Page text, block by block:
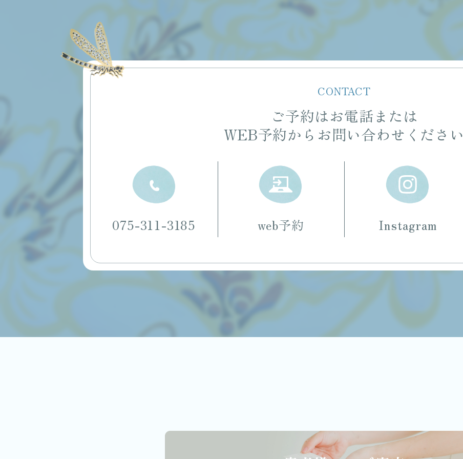
CONTACT
ご予約はお電話または
WEB予約からお問い合わせください
075-311-3185 web予約 Instagram